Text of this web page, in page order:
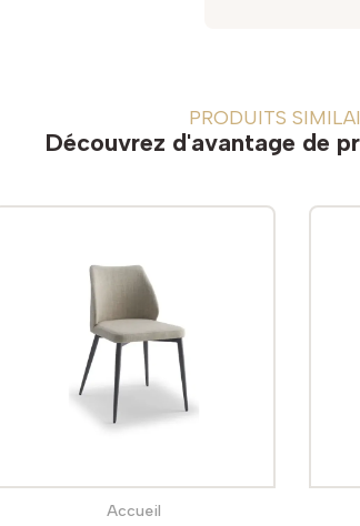
PRODUITS
Découvrez d'avantage de
Accueil